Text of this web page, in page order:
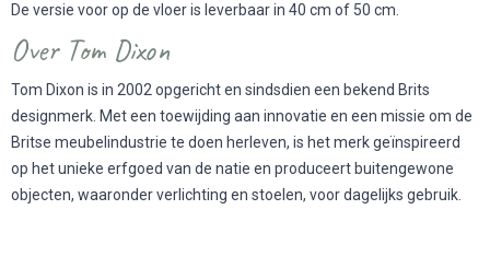
De versie voor op de vloer is leverbaar in 40 cm of 50 cm.
Over Tom Dixon
Tom Dixon is in 2002 opgericht en sindsdien een bekend Brits
designmerk. Met een toewijding aan innovatie en een missie om de
Britse meubelindustrie te doen herleven, is het merk geïnspireerd
op het unieke erfgoed van de natie en produceert buitengewone
objecten, waaronder verlichting en stoelen, voor dagelijks gebruik.